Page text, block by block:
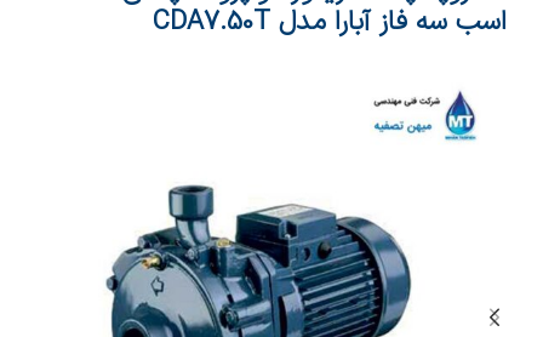
اسب سه فاز آبارا مدل CDA7.50T